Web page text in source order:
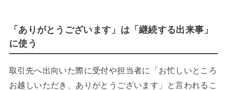
「ありがとうございます」は「継続する出来事」
に使う
取引先へ出向いた際に受付や担当者に「お忙しいところ
お越しいただき、ありがとうございます」と言われるこ